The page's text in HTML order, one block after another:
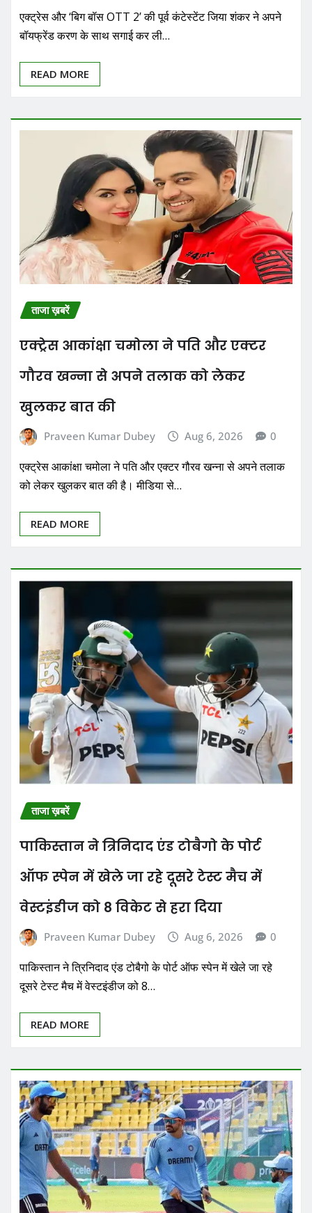
एक्ट्रेस और ‘बिग बॉस OTT 2’ की पूर्व कंटेस्टेंट जिया शंकर ने अपने
बॉयफ्रेंड करण के साथ सगाई कर ली…
READ MORE
ताजा ख़बरें
एक्ट्रेस आकांक्षा चमोला ने पति और एक्टर
गौरव खन्ना से अपने तलाक को लेकर
खुलकर बात की
Praveen Kumar Dubey Aug 6, 2026 0
एक्ट्रेस आकांक्षा चमोला ने पति और एक्टर गौरव खन्ना से अपने तलाक
को लेकर खुलकर बात की है। मीडिया से…
READ MORE
ताजा ख़बरें
पाकिस्तान ने त्रिनिदाद एंड टोबैगो के पोर्ट
ऑफ स्पेन में खेले जा रहे दूसरे टेस्ट मैच में
वेस्टइंडीज को 8 विकेट से हरा दिया
Praveen Kumar Dubey Aug 6, 2026 0
पाकिस्तान ने त्रिनिदाद एंड टोबैगो के पोर्ट ऑफ स्पेन में खेले जा रहे
दूसरे टेस्ट मैच में वेस्टइंडीज को 8…
READ MORE